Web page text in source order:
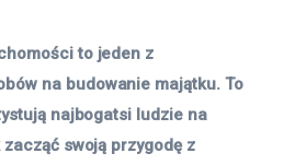
na budowanie majątku. To
najbogatsi ludzie na
swoją przygodę z